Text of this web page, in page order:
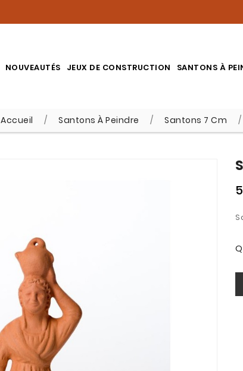
NOUVEAUTÉS JEUX DE CONSTRUCTION SANTONS À
Accueil Santons À Peindre Santons 7 Cm